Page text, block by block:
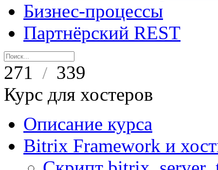
Бизнес-процессы
Партнёрский REST
271 / 339
Курс для хостеров
Описание курса
Bitrix Framework и